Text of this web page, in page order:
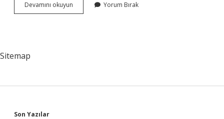
Devamını okuyun
Turpu
Yorum Bırak
Sitemap
Son Yazılar